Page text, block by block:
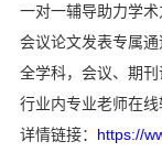
一对一辅导助力学术
会议论文发表专属通
全学科，会议、期刊
行业内专业老师在线
详情链接： https://